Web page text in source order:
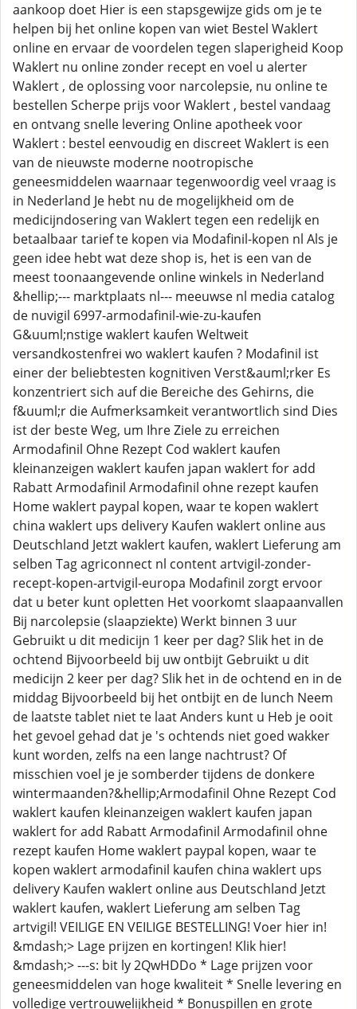
aankoop doet Hier is een stapsgewijze gids om je te
helpen bij het online kopen van wiet Bestel Waklert
online en ervaar de voordelen tegen slaperigheid Koop
Waklert nu online zonder recept en voel u alerter
Waklert , de oplossing voor narcolepsie, nu online te
bestellen Scherpe prijs voor Waklert , bestel vandaag
en ontvang snelle levering Online apotheek voor
Waklert : bestel eenvoudig en discreet Waklert is een
van de nieuwste moderne nootropische
geneesmiddelen waarnaar tegenwoordig veel vraag is
in Nederland Je hebt nu de mogelijkheid om de
medicijndosering van Waklert tegen een redelijk en
betaalbaar tarief te kopen via Modafinil-kopen nl Als je
geen idee hebt wat deze shop is, het is een van de
meest toonaangevende online winkels in Nederland
&hellip;--- marktplaats nl--- meeuwse nl media catalog
de nuvigil 6997-armodafinil-wie-zu-kaufen
G&uuml;nstige waklert kaufen Weltweit
versandkostenfrei wo waklert kaufen ? Modafinil ist
einer der beliebtesten kognitiven Verst&auml;rker Es
konzentriert sich auf die Bereiche des Gehirns, die
f&uuml;r die Aufmerksamkeit verantwortlich sind Dies
ist der beste Weg, um Ihre Ziele zu erreichen
Armodafinil Ohne Rezept Cod waklert kaufen
kleinanzeigen waklert kaufen japan waklert for add
Rabatt Armodafinil Armodafinil ohne rezept kaufen
Home waklert paypal kopen, waar te kopen waklert
china waklert ups delivery Kaufen waklert online aus
Deutschland Jetzt waklert kaufen, waklert Lieferung am
selben Tag agriconnect nl content artvigil-zonder-
recept-kopen-artvigil-europa Modafinil zorgt ervoor
dat u beter kunt opletten Het voorkomt slaapaanvallen
Bij narcolepsie (slaapziekte) Werkt binnen 3 uur
Gebruikt u dit medicijn 1 keer per dag? Slik het in de
ochtend Bijvoorbeeld bij uw ontbijt Gebruikt u dit
medicijn 2 keer per dag? Slik het in de ochtend en in de
middag Bijvoorbeeld bij het ontbijt en de lunch Neem
de laatste tablet niet te laat Anders kunt u Heb je ooit
het gevoel gehad dat je 's ochtends niet goed wakker
kunt worden, zelfs na een lange nachtrust? Of
misschien voel je je somberder tijdens de donkere
wintermaanden?&hellip;Armodafinil Ohne Rezept Cod
waklert kaufen kleinanzeigen waklert kaufen japan
waklert for add Rabatt Armodafinil Armodafinil ohne
rezept kaufen Home waklert paypal kopen, waar te
kopen waklert armodafinil kaufen china waklert ups
delivery Kaufen waklert online aus Deutschland Jetzt
waklert kaufen, waklert Lieferung am selben Tag
artvigil! VEILIGE EN VEILIGE BESTELLING! Voer hier in!
&mdash;> Lage prijzen en kortingen! Klik hier!
&mdash;> ---s: bit ly 2QwHDDo * Lage prijzen voor
geneesmiddelen van hoge kwaliteit * Snelle levering en
volledige vertrouwelijkheid * Bonuspillen en grote